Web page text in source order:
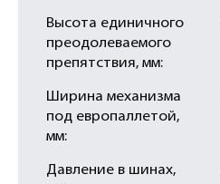
Высота единичного
преодолеваемого
препятствия, мм:
Ширина механизма
под европаллетой,
мм:
Давление в шинах,